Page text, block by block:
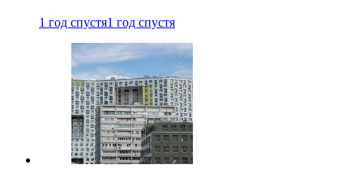
1 год спустя1 год спустя